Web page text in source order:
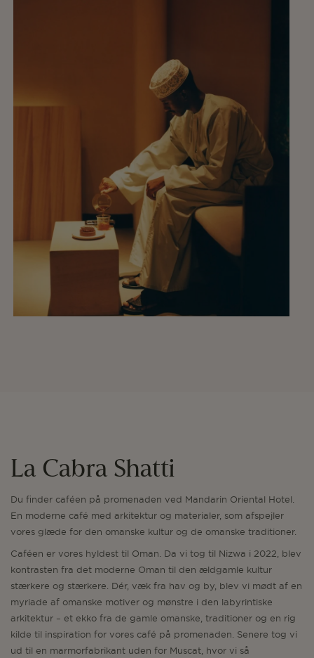
La Cabra Shatti
Du finder caféen på promenaden ved Mandarin Oriental Hotel.
En moderne café med arkitektur og materialer, som afspejler
vores glæde for den omanske kultur og de omanske traditioner.
Caféen er vores hyldest til Oman. Da vi tog til Nizwa i 2022, blev
kontrasten fra det moderne Oman til den ældgamle kultur
stærkere og stærkere. Dér, væk fra hav og by, blev vi mødt af en
myriade af omanske motiver og mønstre i den labyrintiske
arkitektur – et ekko fra de gamle omanske, traditioner og en rig
kilde til inspiration for vores café på promenaden. Senere tog vi
ud til en marmorfabrikant uden for Muscat, hvor vi så